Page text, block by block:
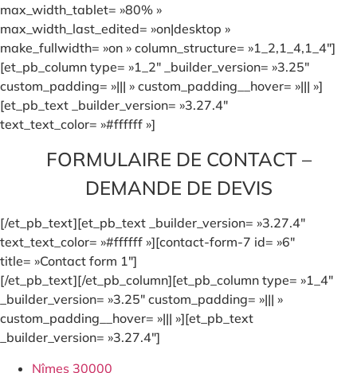
max_width_tablet= »80% »
max_width_last_edited= »on|desktop »
make_fullwidth= »on » column_structure= »1_2,1_4,1_4″]
[et_pb_column type= »1_2″ _builder_version= »3.25″
custom_padding= »||| » custom_padding__hover= »||| »]
[et_pb_text _builder_version= »3.27.4″
text_text_color= »#ffffff »]
FORMULAIRE DE CONTACT –
DEMANDE DE DEVIS
[/et_pb_text][et_pb_text _builder_version= »3.27.4″
text_text_color= »#ffffff »][contact-form-7 id= »6″
title= »Contact form 1″]
[/et_pb_text][/et_pb_column][et_pb_column type= »1_4″
_builder_version= »3.25″ custom_padding= »||| »
custom_padding__hover= »||| »][et_pb_text
_builder_version= »3.27.4″]
Nîmes 30000